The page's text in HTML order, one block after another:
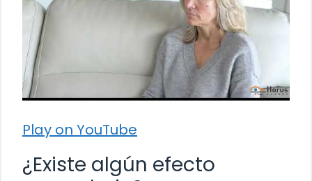
Play on YouTube
¿Existe algún efecto